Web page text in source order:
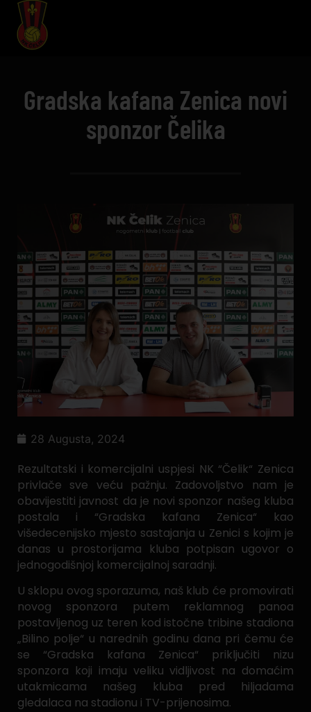
Gradska kafana Zenica novi
sponzor Čelika
28 Augusta, 2024
Rezultatski i komercijalni uspjesi NK “Čelik“ Zenica
privlače sve veću pažnju. Zadovoljstvo nam je
obavijestiti javnost da je novi sponzor našeg kluba
postala i “Gradska kafana Zenica“ kao
višedecenijsko mjesto sastajanja u Zenici s kojim je
danas u prostorijama kluba potpisan ugovor o
jednogodišnjoj komercijalnoj saradnji.
U sklopu ovog sporazuma, naš klub će promovirati
novog sponzora putem reklamnog panoa
postavljenog uz teren kod istočne tribine stadiona
„Bilino polje“ u narednih godinu dana pri čemu će
se “Gradska kafana Zenica“ priključiti nizu
sponzora koji imaju veliku vidljivost na domaćim
utakmicama našeg kluba pred hiljadama
gledalaca na stadionu i TV-prijenosima.